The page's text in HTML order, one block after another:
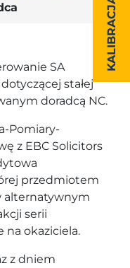
SA
stałej
doradcą NC.
Pomiary-
z EBC Solicitors
przedmiotem
alternatywnym
serii
na okaziciela.
z dniem
KALIBRACJA